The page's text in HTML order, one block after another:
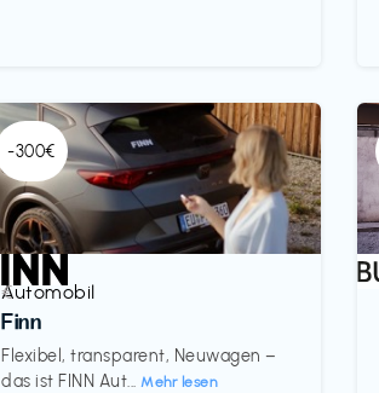
-300€
Automobil
Finn
Flexibel, transparent, Neuwagen –
das ist FINN Aut...Mehr lesen
€‎